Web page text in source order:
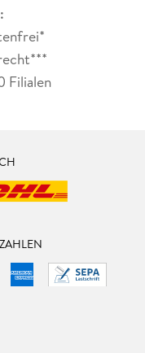
Filialen